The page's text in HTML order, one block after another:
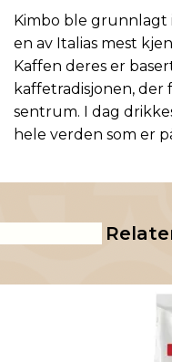
Kimbo ble grunnlagt
en av Italias mest
Kaffen deres er
kaffetradisjonen, der
sentrum. I dag
hele verden som er